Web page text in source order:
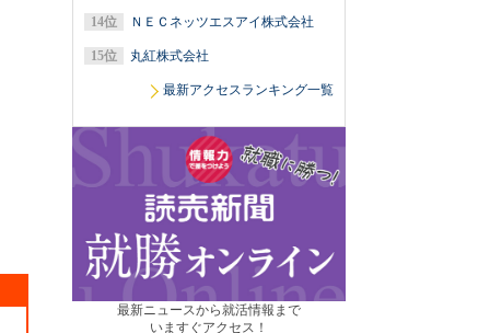
ＮＥＣネッツエスアイ株式会社
丸紅株式会社
最新アクセスランキング一覧
最新ニュースから就活情報まで
いますぐアクセス！